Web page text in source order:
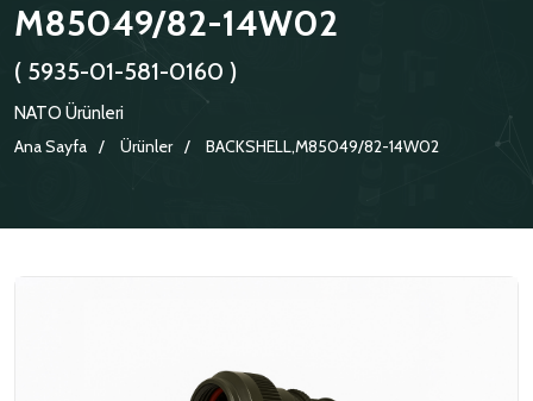
M85049/82-14W02
( 5935-01-581-0160 )
NATO Ürünleri
Ana Sayfa
Ürünler BACKSHELL,M85049/82-14W02
SERTIFIKALAR
POLITIKALARIMIZ
BILGI GÜVENLIĞI POLITIKASI
ADAPTÖRLER
KORUMA KAPAKLARI
KRIMP KONTAKLAR